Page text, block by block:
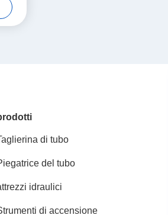
di tubo
del tubo
idraulici
di accensione